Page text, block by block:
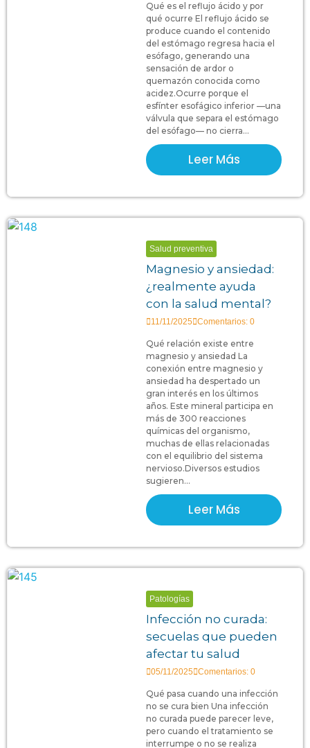
Qué es el reflujo ácido y por
qué ocurre El reflujo ácido se
produce cuando el contenido
del estómago regresa hacia el
esófago, generando una
sensación de ardor o
quemazón conocida como
acidez.Ocurre porque el
esfínter esofágico inferior —una
válvula que separa el estómago
del esófago— no cierra...
Leer Más
Salud preventiva
Magnesio y ansiedad:
¿realmente ayuda
con la salud mental?
11/11/2025 Comentarios: 0
Qué relación existe entre
magnesio y ansiedad La
conexión entre magnesio y
ansiedad ha despertado un
gran interés en los últimos
años. Este mineral participa en
más de 300 reacciones
químicas del organismo,
muchas de ellas relacionadas
con el equilibrio del sistema
nervioso.Diversos estudios
sugieren...
Leer Más
Patologías
Infección no curada:
secuelas que pueden
afectar tu salud
05/11/2025 Comentarios: 0
Qué pasa cuando una infección
no se cura bien Una infección
no curada puede parecer leve,
pero cuando el tratamiento se
interrumpe o no se realiza